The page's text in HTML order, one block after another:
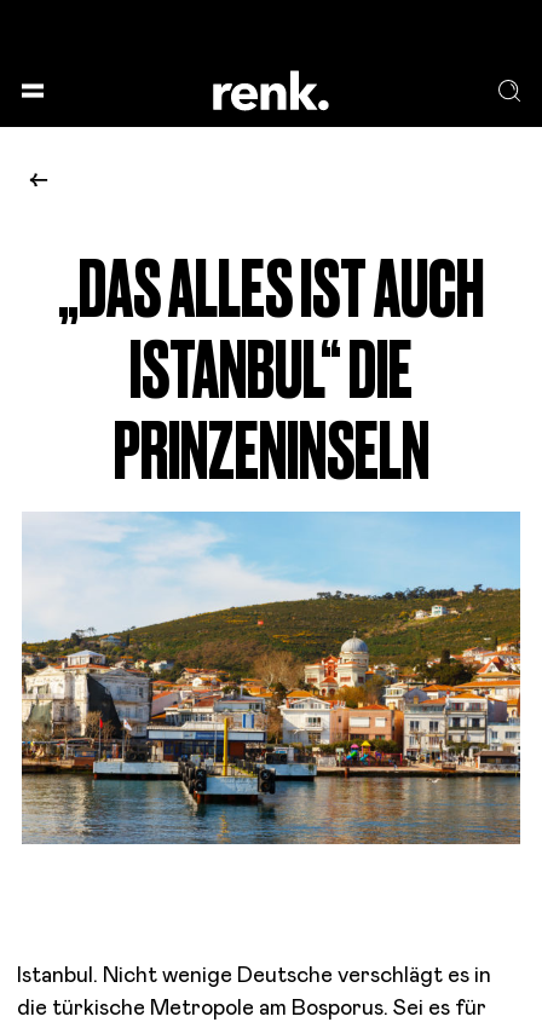
KEINE AUSWAHL
„DAS ALLES IST AUCH
ISTANBUL“ DIE
PRINZENINSELN
Istanbul. Nicht wenige Deutsche verschlägt es in
die türkische Metropole am Bosporus. Sei es für